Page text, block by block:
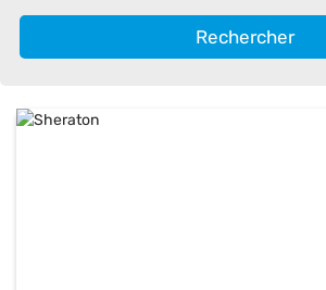
Rechercher